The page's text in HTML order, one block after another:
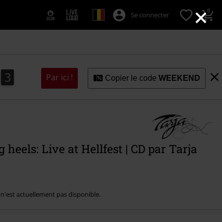
×
Se connecter 0
1
2
1
3
2 Par ici ! Copier le codeWEEKEND
heels: Live at Hellfest | CD par Tarja
actuellement pas disponible.